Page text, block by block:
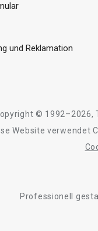
und Reklamation
© 1992–2026,
Website verwendet
Professionell